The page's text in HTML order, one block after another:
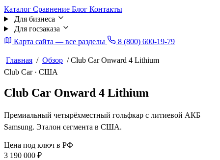
Каталог Сравнение Блог Контакты
Для бизнеса
Для госзаказа
Карта сайта — все разделы
8 (800) 600-19-79
Главная / Обзор / Club Car Onward 4 Lithium
Club Car · США
Club Car Onward 4 Lithium
Премиальный четырёхместный гольфкар с литиевой АКБ
Samsung. Эталон сегмента в США.
Цена под ключ в РФ
3 190 000 ₽